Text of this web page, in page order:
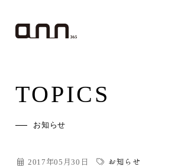
TOPICS
お知らせ
2017年05月30日 お知らせ